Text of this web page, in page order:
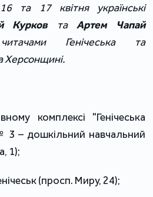
та 17 квітня українські
Курковта Артем Чапай
Генічеська та
Херсонщині.
комплексі "Генічеська
3 – дошкільний навчальний
1);
(просп. Миру, 24);